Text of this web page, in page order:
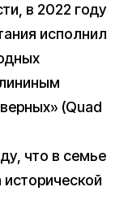
в 2022 году
исполнил
(Quad
что в семье
исторической